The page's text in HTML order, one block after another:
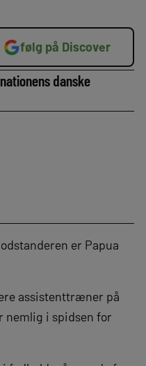
følg på Discover
danske
er Papua
assistenttræner på
nemlig i spidsen for